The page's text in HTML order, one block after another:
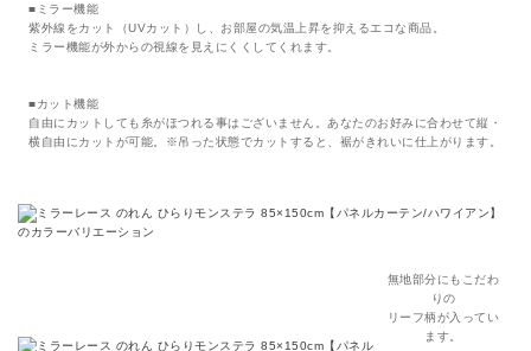
■ミラー機能
紫外線をカット（UVカット）し、お部屋の気温上昇を抑えるエコな商品。
ミラー機能が外からの視線を見えにくくしてくれます。
■カット機能
自由にカットしても糸がほつれる事はございません。あなたのお好みに合わせて縦・
横自由にカットが可能。※吊った状態でカットすると、裾がきれいに仕上がります。
無地部分にもこだわ
りの
リーフ柄が入ってい
ます。